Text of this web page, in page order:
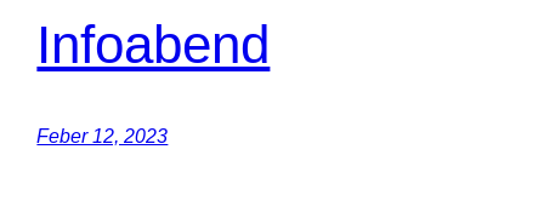
Infoabend
Feber 12, 2023